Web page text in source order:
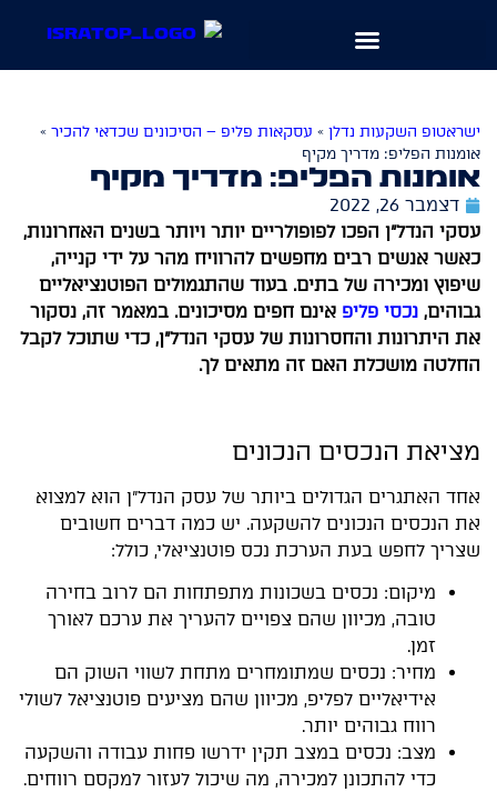
בְּאֲתָר
מַעֲרֶכֶת
נָגִישׁ
בִּקְלִיק
הַמְּסַיַּעַת
לִנְגִישׁוּת
הָאֲתָר.
ישראטופ השקעות נדלן » עסקאות פליפ – הסיכונים שכדאי להכיר »
אומנות הפליפ: מדריך מקיף
אומנות הפליפ: מדריך מקיף
דצמבר 26, 2022
עסקי הנדל"ן הפכו לפופולריים יותר ויותר בשנים האחרונות,
כאשר אנשים רבים מחפשים להרוויח מהר על ידי קנייה,
שיפוץ ומכירה של בתים. בעוד שהתגמולים הפוטנציאליים
גבוהים, נכסי פליפ אינם חפים מסיכונים. במאמר זה, נסקור
את היתרונות והחסרונות של עסקי הנדל"ן, כדי שתוכל לקבל
החלטה מושכלת האם זה מתאים לך.
מציאת הנכסים הנכונים
אחד האתגרים הגדולים ביותר של עסק הנדל"ן הוא למצוא
את הנכסים הנכונים להשקעה. יש כמה דברים חשובים
שצריך לחפש בעת הערכת נכס פוטנציאלי, כולל:
מיקום: נכסים בשכונות מתפתחות הם לרוב בחירה
טובה, מכיוון שהם צפויים להעריך את ערכם לאורך
זמן.
מחיר: נכסים שמתומחרים מתחת לשווי השוק הם
אידיאליים לפליפ, מכיוון שהם מציעים פוטנציאל לשולי
רווח גבוהים יותר.
מצב: נכסים במצב תקין ידרשו פחות עבודה והשקעה
כדי להתכונן למכירה, מה שיכול לעזור למקסם רווחים.